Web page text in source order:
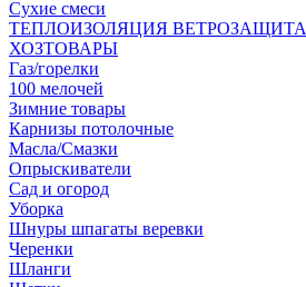
Сухие смеси
ТЕПЛОИЗОЛЯЦИЯ ВЕТРОЗАЩИТА
ХОЗТОВАРЫ
Газ/горелки
100 мелочей
Зимние товары
Карнизы потолочные
Масла/Смазки
Опрыскиватели
Сад и огород
Уборка
Шнуры шпагаты веревки
Черенки
Шланги